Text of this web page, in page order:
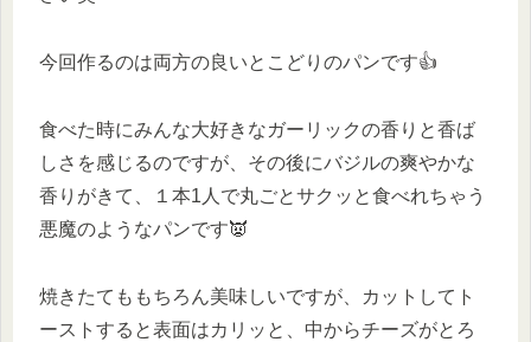
今回作るのは両方の良いとこどりのパンです👍
食べた時にみんな大好きなガーリックの香りと香ば
しさを感じるのですが、その後にバジルの爽やかな
香りがきて、１本1人で丸ごとサクッと食べれちゃう
悪魔のようなパンです👿
焼きたてももちろん美味しいですが、カットしてト
ーストすると表面はカリッと、中からチーズがとろ